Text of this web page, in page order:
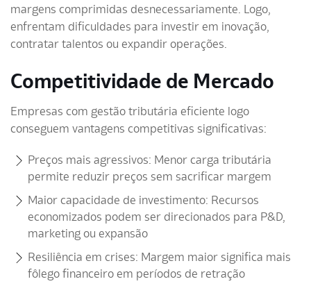
margens comprimidas desnecessariamente. Logo,
enfrentam dificuldades para investir em inovação,
contratar talentos ou expandir operações.
Competitividade de Mercado
Empresas com gestão tributária eficiente logo
conseguem vantagens competitivas significativas:
Preços mais agressivos: Menor carga tributária
permite reduzir preços sem sacrificar margem
Maior capacidade de investimento: Recursos
economizados podem ser direcionados para P&D,
marketing ou expansão
Resiliência em crises: Margem maior significa mais
fôlego financeiro em períodos de retração